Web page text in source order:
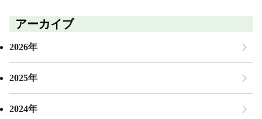
アーカイブ
2026年
2025年
2024年